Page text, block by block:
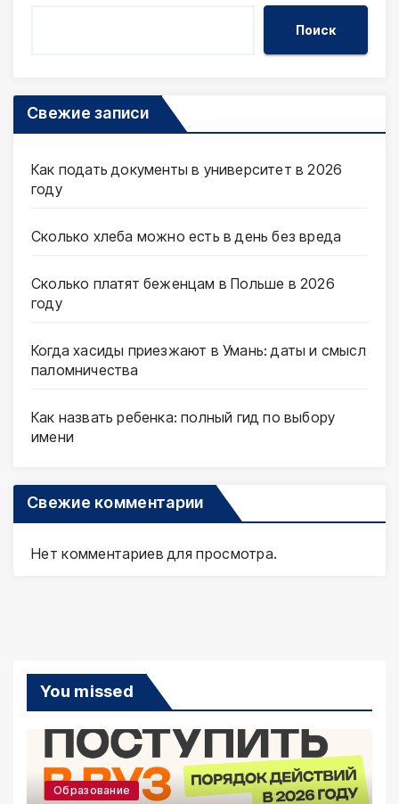
Поиск
Свежие записи
Как подать документы в университет в 2026
году
Сколько хлеба можно есть в день без вреда
Сколько платят беженцам в Польше в 2026
году
Когда хасиды приезжают в Умань: даты и смысл
паломничества
Как назвать ребенка: полный гид по выбору
имени
Свежие комментарии
Нет комментариев для просмотра.
You missed
Образование